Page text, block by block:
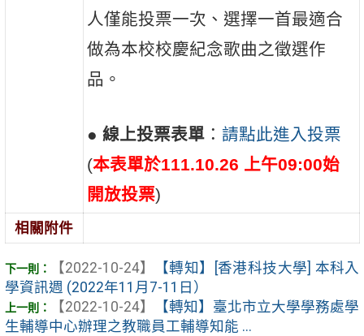
人僅能投票一次、選擇一首最適合
做為本校校慶紀念歌曲之徵選作
品。
● 線上投票表單： 請點此進入投票
(本表單於111.10.26 上午09:00始
開放投票)
相關附件
【2022-10-24】
【轉知】[香港科技大學] 本科入
學資訊週 (2022年11月7-11日）
【2022-10-24】
【轉知】臺北市立大學學務處學
生輔導中心辦理之教職員工輔導知能 ...